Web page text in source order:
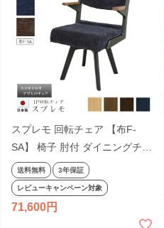
スプレモ 回転チェア 【布F-
SA】 椅子 肘付 ダイニングチェ
ア 食堂椅子 回転式 高暖卓用 ダ
イニングこたつ用 シンプル ア
サヒ 日本製 国産
送料無料 3年保証
レビューキャンペーン対象
71,600